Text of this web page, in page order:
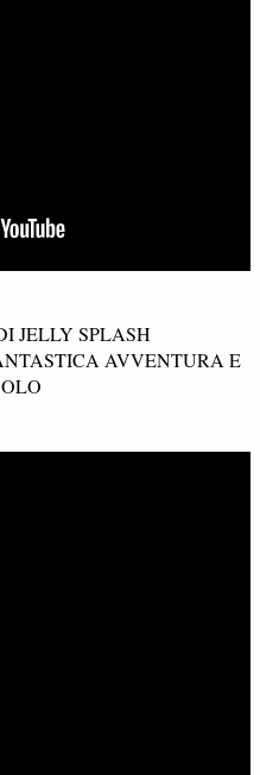
JELLY SPLASH
AVVENTURA E